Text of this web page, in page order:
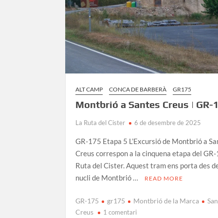
ALT CAMP CONCA DE BARBERÀ GR175
Montbrió a Santes Creus | GR-
La Ruta del Cister 6 de desembre de 2025
GR-175 Etapa 5 L’Excursió de Montbrió a
Creus correspon a la cinquena etapa del
Ruta del Cister. Aquest tram ens porta des
nucli de Montbrió …
READ MORE
GR-175 gr175 Montbrió de la Marca
Creus
1 comentaria